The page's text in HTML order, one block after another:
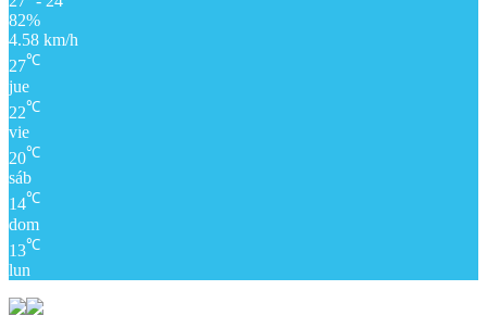
82%
4.58 km/h
27℃
jue
22℃
vie
20℃
sáb
14℃
dom
13℃
lun